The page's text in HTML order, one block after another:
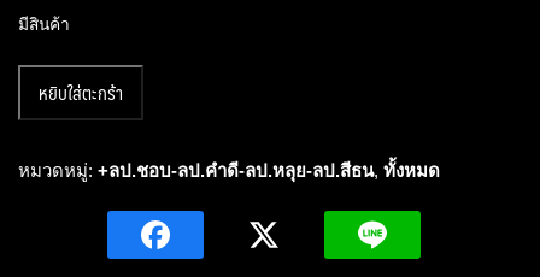
มีสินค้า
เหรียญ
พระองค์
หยิบใส่ตะกร้า
หมวดหมู่: +ลป.ชอบ-ลป.คำดี-ลป.หลุย-ลป.สีธน, ทั้งหมด